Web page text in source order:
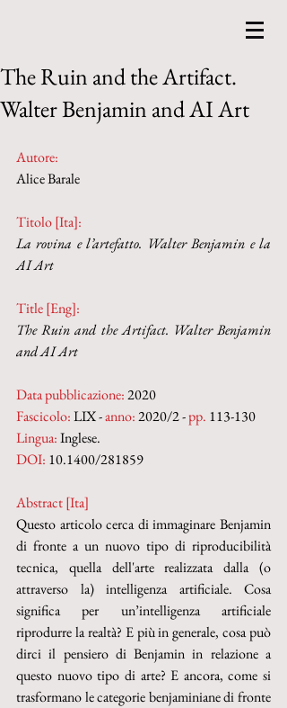
The Ruin and the Artifact.
Walter Benjamin and AI Art
Autore:
Alice Barale
Titolo [Ita]:
La rovina e l’artefatto. Walter Benjamin e la
AI Art
Title [Eng]:
The Ruin and the Artifact. Walter Benjamin
and AI Art
Data pubblicazione: 2020
Fascicolo: LIX - anno: 2020/2 - pp. 113-130
Lingua: Inglese.
DOI: 10.1400/281859
Abstract [Ita]
Questo articolo cerca di immaginare Benjamin
di fronte a un nuovo tipo di riproducibilità
tecnica, quella dell'arte realizzata dalla (o
attraverso la) intelligenza artificiale. Cosa
significa per un’intelligenza artificiale
riprodurre la realtà? E più in generale, cosa può
dirci il pensiero di Benjamin in relazione a
questo nuovo tipo di arte? E ancora, come si
trasformano le categorie benjaminiane di fronte